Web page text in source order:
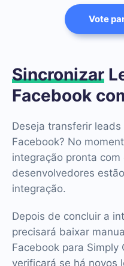
Vote
Sincronizar
Facebook
Deseja transferir
Facebook? No
integração pronta com
desenvolvedores
integração.
Depois de concluir a
precisará baixar
Facebook para Simply
verificará se há novos